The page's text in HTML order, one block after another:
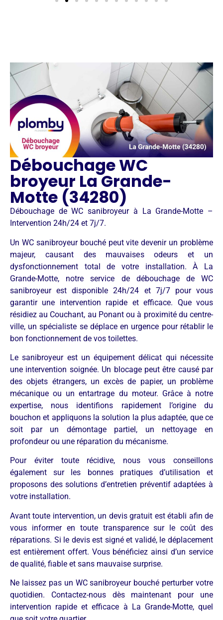
Débouchage WC
broyeur La Grande-
Motte (34280)
Débouchage de WC sanibroyeur à La Grande-Motte –
Intervention 24h/24 et 7j/7.
Un WC sanibroyeur bouché peut vite devenir un problème
majeur, causant des mauvaises odeurs et un
dysfonctionnement total de votre installation. À La
Grande-Motte, notre service de débouchage de WC
sanibroyeur est disponible 24h/24 et 7j/7 pour vous
garantir une intervention rapide et efficace. Que vous
résidiez au Couchant, au Ponant ou à proximité du centre-
ville, un spécialiste se déplace en urgence pour rétablir le
bon fonctionnement de vos toilettes.
Le sanibroyeur est un équipement délicat qui nécessite
une intervention soignée. Un blocage peut être causé par
des objets étrangers, un excès de papier, un problème
mécanique ou un entartrage du moteur. Grâce à notre
expertise, nous identifions rapidement l’origine du
bouchon et appliquons la solution la plus adaptée, que ce
soit par un démontage partiel, un nettoyage en
profondeur ou une réparation du mécanisme.
Pour éviter toute récidive, nous vous conseillons
également sur les bonnes pratiques d’utilisation et
proposons des solutions d’entretien préventif adaptées à
votre installation.
Avant toute intervention, un devis gratuit est établi afin de
vous informer en toute transparence sur le coût des
réparations. Si le devis est signé et validé, le déplacement
est entièrement offert. Vous bénéficiez ainsi d’un service
de qualité, fiable et sans mauvaise surprise.
Ne laissez pas un WC sanibroyeur bouché perturber votre
quotidien. Contactez-nous dès maintenant pour une
intervention rapide et efficace à La Grande-Motte, quel